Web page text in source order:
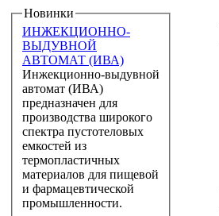
Новинки
ИНЖЕКЦИОННО-
ВЫДУВНОЙ
АВТОМАТ (ИВА)
Инжекционно-выдувной
автомат (ИВА)
предназначен для
производства широкого
спектра пустотеловых
емкостей из
термопластичных
материалов для пищевой
и фармацевтической
промышленности.